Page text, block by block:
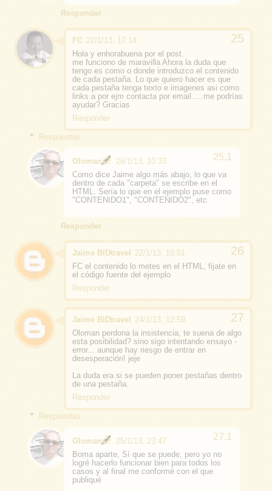
Responder
FC 22/1/13, 17:14
Hola y enhorabuena por el post.
me funciono de maravilla Ahora la duda que
tengo es como o donde introduzco el contenido
de cada pestaña. Lo que quiero hacer es que
cada pestaña tenga texto e imagenes asi como
links a por ejm contacta por email.....me podrías
ayudar? Gracias
Responder
Respuestas
Oloman
26/1/13, 10:33
Como dice Jaime algo más abajo, lo que va
dentro de cada "carpeta" se escribe en el
HTML. Sería lo que en el ejemplo puse como
"CONTENIDO1", "CONTENIDO2", etc.
Responder
Jaime BIDtravel
22/1/13, 19:01
FC el contenido lo metes en el HTML, fijate en
el código fuente del ejemplo
Responder
Jaime BIDtravel
24/1/13, 12:59
Oloman perdona la insistencia, te suena de algo
esta posibilidad? sino sigo intentando ensayo -
error... aunque hay riesgo de entrar en
desesperación! jeje
La duda era si se pueden poner pestañas dentro
de una pestaña.
Responder
Respuestas
Oloman
25/1/13, 23:47
Boma aparte, Sí que se puede, pero yo no
logré hacerlo funcionar bien para todos los
casos y al final me conformé con el que
publiqué